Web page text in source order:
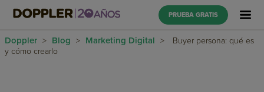
PRUEBA GRATIS
Doppler > Blog > Marketing Digital >
Buyer persona: qué es
y cómo crearlo